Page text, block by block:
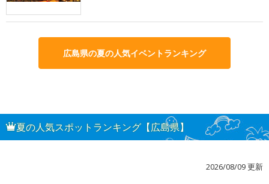
広島県の夏の人気イベントランキング
夏の人気スポットランキング【広島県】
2026/08/09 更新